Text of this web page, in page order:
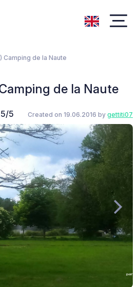
Camping de la Naute
de la Naute
5 Created on 19.06.2016 by gettiti07